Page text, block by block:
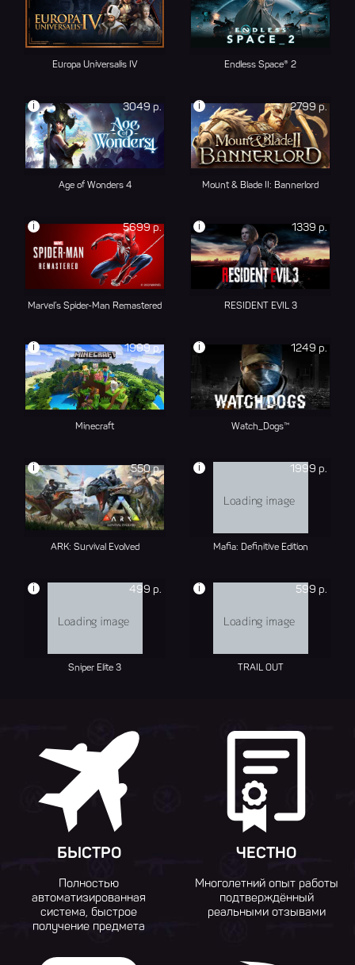
Europa Universalis IV Endless Space® 2
3049 р.
i
Age of Wonders 4
2799 р.
i
Mount & Blade II: Bannerlord
5699 р.
i
Marvel’s Spider-Man Remastered
1339 р.
i
RESIDENT EVIL 3
1999 р.
i
Minecraft
1249 р.
i
Watch_Dogs™
550 р.
i
ARK: Survival Evolved
1999 р.
i
Mafia: Definitive Edition
499 р.
i
Sniper Elite 3
599 р.
i
TRAIL OUT
БЫСТРО
Полностью
автоматизированная
система, быстрое
получение предмета
ЧЕСТНО
Многолетний опыт работы
подтверждённый
реальными отзывами